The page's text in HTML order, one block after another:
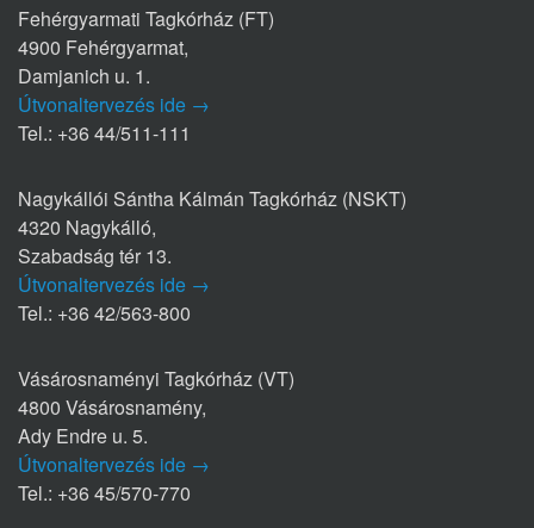
Fehérgyarmati Tagkórház (FT)
4900 Fehérgyarmat,
Damjanich u. 1.
Útvonaltervezés ide →
Tel.: +36 44/511-111
Nagykállói Sántha Kálmán Tagkórház (NSKT)
4320 Nagykálló,
Szabadság tér 13.
Útvonaltervezés ide →
Tel.: +36 42/563-800
Vásárosnaményi Tagkórház (VT)
4800 Vásárosnamény,
Ady Endre u. 5.
Útvonaltervezés ide →
Tel.: +36 45/570-770